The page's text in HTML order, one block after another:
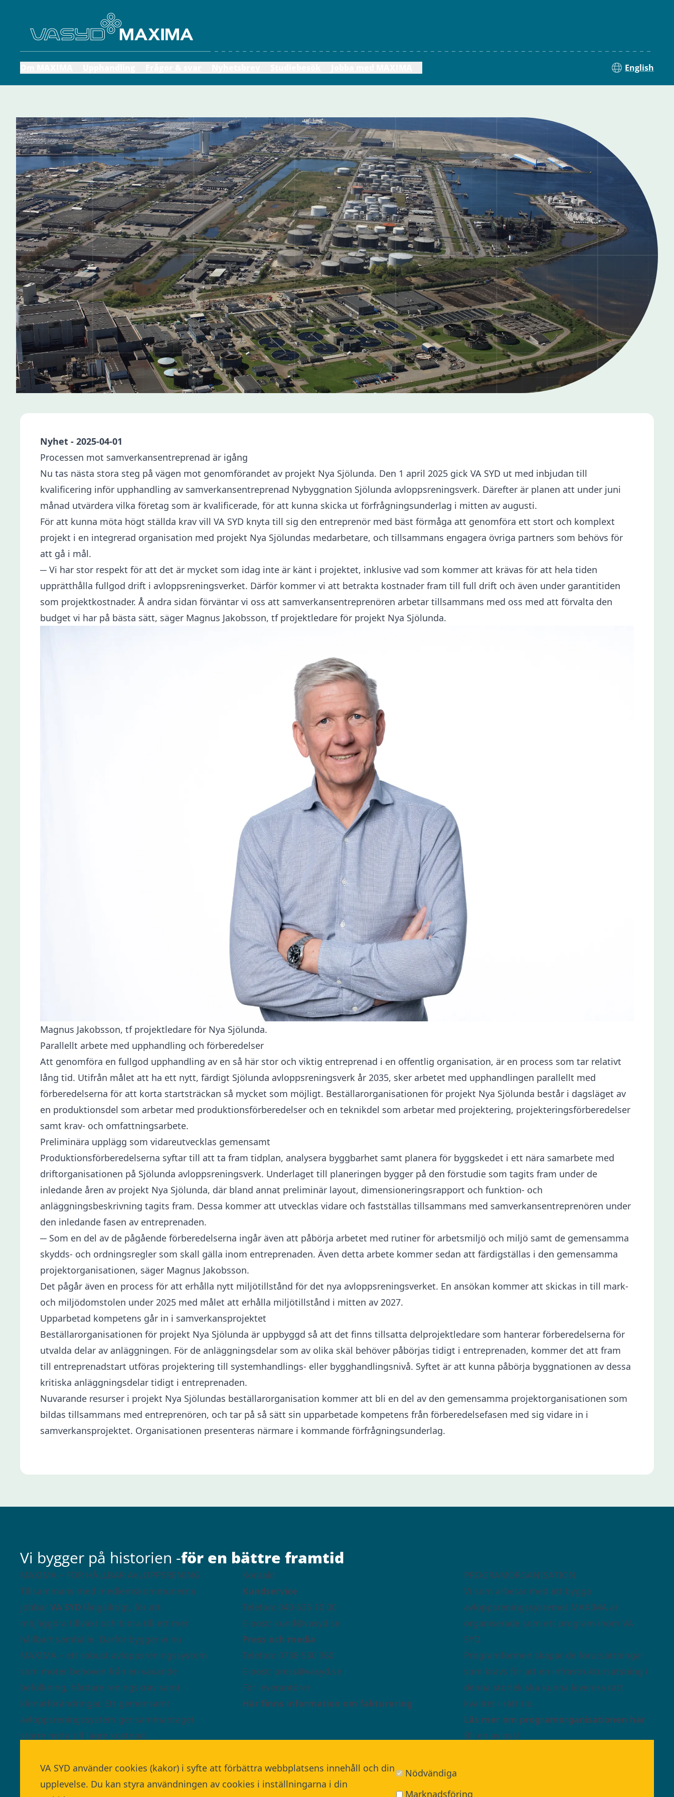
English
Nyhet - 2025-04-01
Processen mot samverkansentreprenad är igång
Nu tas nästa stora steg på vägen mot genomförandet av projekt Nya Sjölunda. Den 1 april 2025 gick VA SYD ut med inbjudan till
kvalificering inför upphandling av samverkansentreprenad Nybyggnation Sjölunda avloppsreningsverk. Därefter är planen att under juni
månad utvärdera vilka företag som är kvalificerade, för att kunna skicka ut förfrågningsunderlag i mitten av augusti.
För att kunna möta högt ställda krav vill VA SYD knyta till sig den entreprenör med bäst förmåga att genomföra ett stort och komplext
projekt i en integrerad organisation med projekt Nya Sjölundas medarbetare, och tillsammans engagera övriga partners som behövs för
att gå i mål.
─ Vi har stor respekt för att det är mycket som idag inte är känt i projektet, inklusive vad som kommer att krävas för att hela tiden
upprätthålla fullgod drift i avloppsreningsverket. Därför kommer vi att betrakta kostnader fram till full drift och även under garantitiden
som projektkostnader. Å andra sidan förväntar vi oss att samverkansentreprenören arbetar tillsammans med oss med att förvalta den
budget vi har på bästa sätt, säger Magnus Jakobsson, tf projektledare för projekt Nya Sjölunda.
Magnus Jakobsson, tf projektledare för Nya Sjölunda.
Parallellt arbete med upphandling och förberedelser
Att genomföra en fullgod upphandling av en så här stor och viktig entreprenad i en offentlig organisation, är en process som tar relativt
lång tid. Utifrån målet att ha ett nytt, färdigt Sjölunda avloppsreningsverk år 2035, sker arbetet med upphandlingen parallellt med
förberedelserna för att korta startsträckan så mycket som möjligt. Beställarorganisationen för projekt Nya Sjölunda består i dagsläget av
en produktionsdel som arbetar med produktionsförberedelser och en teknikdel som arbetar med projektering, projekteringsförberedelser
samt krav- och omfattningsarbete.
Preliminära upplägg som vidareutvecklas gemensamt
Produktionsförberedelserna syftar till att ta fram tidplan, analysera byggbarhet samt planera för byggskedet i ett nära samarbete med
driftorganisationen på Sjölunda avloppsreningsverk. Underlaget till planeringen bygger på den förstudie som tagits fram under de
inledande åren av projekt Nya Sjölunda, där bland annat preliminär layout, dimensioneringsrapport och funktion- och
anläggningsbeskrivning tagits fram. Dessa kommer att utvecklas vidare och fastställas tillsammans med samverkansentreprenören under
den inledande fasen av entreprenaden.
─ Som en del av de pågående förberedelserna ingår även att påbörja arbetet med rutiner för arbetsmiljö och miljö samt de gemensamma
skydds- och ordningsregler som skall gälla inom entreprenaden. Även detta arbete kommer sedan att färdigställas i den gemensamma
projektorganisationen, säger Magnus Jakobsson.
Det pågår även en process för att erhålla nytt miljötillstånd för det nya avloppsreningsverket. En ansökan kommer att skickas in till mark-
och miljödomstolen under 2025 med målet att erhålla miljötillstånd i mitten av 2027.
Upparbetad kompetens går in i samverkansprojektet
Beställarorganisationen för projekt Nya Sjölunda är uppbyggd så att det finns tillsatta delprojektledare som hanterar förberedelserna för
utvalda delar av anläggningen. För de anläggningsdelar som av olika skäl behöver påbörjas tidigt i entreprenaden, kommer det att fram
till entreprenadstart utföras projektering till systemhandlings- eller bygghandlingsnivå. Syftet är att kunna påbörja byggnationen av dessa
kritiska anläggningsdelar tidigt i entreprenaden.
Nuvarande resurser i projekt Nya Sjölundas beställarorganisation kommer att bli en del av den gemensamma projektorganisationen som
bildas tillsammans med entreprenören, och tar på så sätt sin upparbetade kompetens från förberedelsefasen med sig vidare in i
samverkansprojektet. Organisationen presenteras närmare i kommande förfrågningsunderlag.
Vi bygger på historien -för en bättre framtid
MAXIMA – FÖR HÅLLBAR AVLOPPSRENING
Tillsammans med medlemskommunerna
jobbar VA SYD långsiktigt, för att
möjliggöra tillväxt och bidra till ett mer
hållbart samhälle. Därför bygger vi nu
MAXIMA – ett robust avloppsreningssystem
som möter behoven från en växande
befolkning, hårdare reningskrav samt
klimatförändringar. Ett gemensamt
avloppsreningssystem ger sammantaget
större nytta till lägre kostnad.
Kontakt
Kundservice
Telefon: 040-635 10 00
E-post: kund@vasyd.se
Press och media
Telefon: 0738-530 360
E-post: press@vasyd.se
För leverantörer
Här finns information om fakturering
PROGRAMORGANISATION
Vi som arbetar med att bygga
avloppsreningssystemet MAXIMA är
organiserade som ett program inom VA
SYD.
Programformen skapar de förutsättningar
som krävs för att en infrastruktursatsning i
denna storlek ska kunna leverera rätt
kvalitet i rätt tid.
Läs mer om programorganisationen här
Bli en av oss!
MAXIMA är en del av VA SYD. Följ VA SYD här:
VA SYD använder cookies (kakor) i syfte att förbättra webbplatsens innehåll och din
upplevelse. Du kan styra användningen av cookies i inställningarna i din
Nödvändiga
Marknadsföring